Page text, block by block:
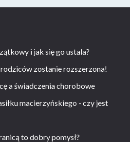
i jak się go ustala?
zostanie rozszerzona!
a świadczenia chorobowe
macierzyńskiego - czy jest
to dobry pomysł?